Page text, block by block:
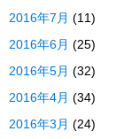
2016年7月 (11)
2016年6月 (25)
2016年5月 (32)
2016年4月 (34)
2016年3月 (24)